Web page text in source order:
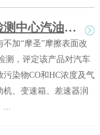
交通部汽车运输行业能源利用检测中心汽油车道路检测
加“摩圣”摩擦表面改
测，评定该产品对汽车
染物CO和HC浓度及气
、变速箱、差速器润